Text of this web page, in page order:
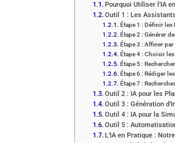
Pourquoi Utiliser l’IA
Outil 1 : Les
Étape 1 : Définir les
Étape 2 : Générer
Étape 3 : Affiner
Étape 4 : Choisir
Étape 5 :
Étape 6 : Rédiger
Étape 7 :
Outil 2 : IA pour les
Outil 3 : Génération
Outil 4 : IA pour la
Outil 5 :
L’IA en Pratique :